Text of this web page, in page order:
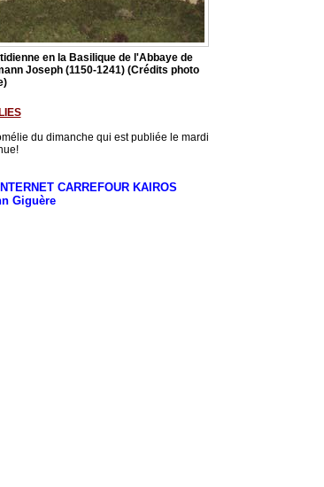
en la Basilique de l'Abbaye de
Joseph (1150-1241) (Crédits photo
du dimanche qui est publiée le mardi
CARREFOUR KAIROS
Giguère